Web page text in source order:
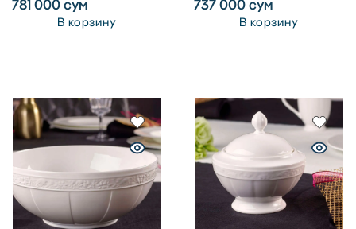
781 000сум
В корзину
737 000сум
В корзину